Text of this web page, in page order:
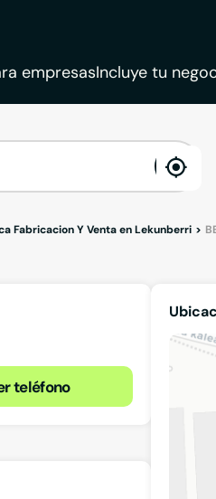
empresasIncluye tu
Fabricacion Y Venta en Lekunberri
teléfono